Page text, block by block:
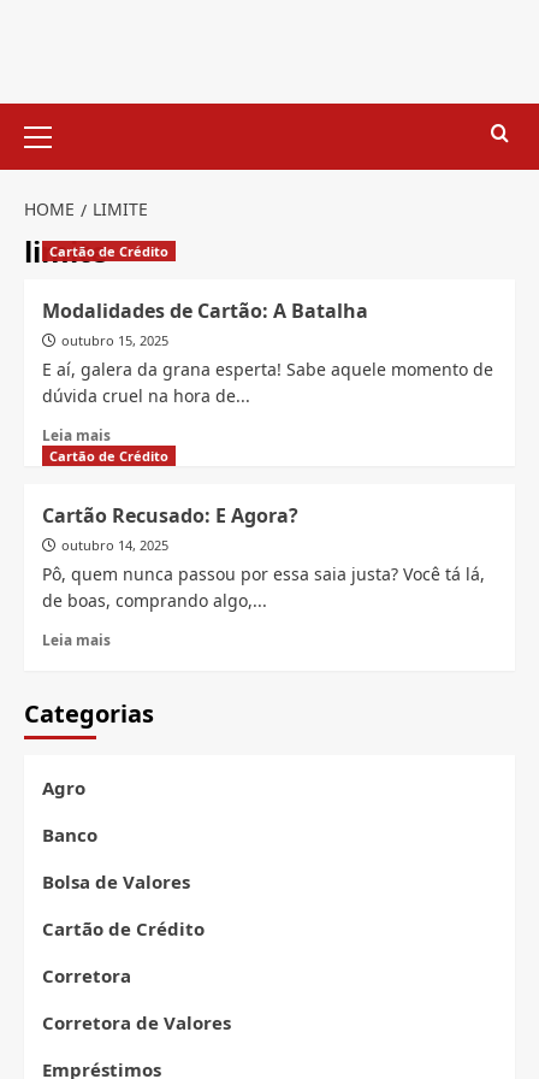
content
Menu
HOME LIMITE
limite
Cartão de Crédito
Modalidades de Cartão: A Batalha
outubro 15, 2025
E aí, galera da grana esperta! Sabe aquele momento de
dúvida cruel na hora de...
Leia mais
more
de
Cartão:
A
Cartão de Crédito
Cartão Recusado: E Agora?
outubro 14, 2025
Pô, quem nunca passou por essa saia justa? Você tá lá,
de boas, comprando algo,...
Leia mais
Cartão
Recusado:
Categorias
Agro
Banco
Bolsa de Valores
Cartão de Crédito
Corretora
Corretora de Valores
Empréstimos